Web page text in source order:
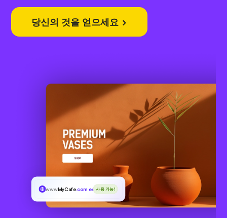
당신의 것을 얻으세요
wwwMyCafe.com.es 사용 가능!